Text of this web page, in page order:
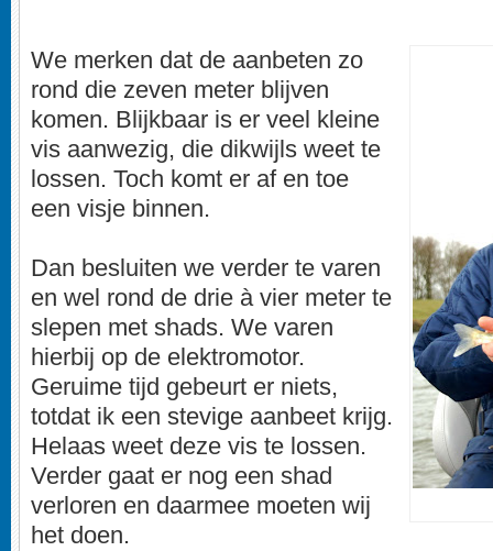
We merken dat de aanbeten zo
rond die zeven meter blijven
komen. Blijkbaar is er veel kleine
vis aanwezig, die dikwijls weet te
lossen. Toch komt er af en toe
een visje binnen.
Dan besluiten we verder te varen
en wel rond de drie à vier meter te
slepen met shads. We varen
hierbij op de elektromotor.
Geruime tijd gebeurt er niets,
totdat ik een stevige aanbeet krijg.
Helaas weet deze vis te lossen.
Verder gaat er nog een shad
verloren en daarmee moeten wij
het doen.